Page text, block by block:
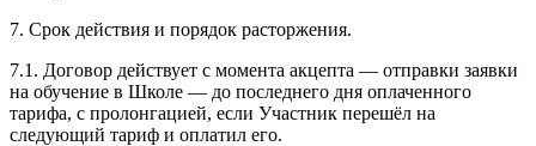
7. Срок действия и порядок расторжения.
7.1. Договор действует с момента акцепта — отправки заявки
на обучение в Школе — до последнего дня оплаченного
тарифа, с пролонгацией, если Участник перешёл на
следующий тариф и оплатил его.